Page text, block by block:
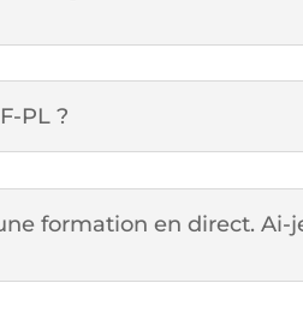
PL ?
formation en direct. Ai-